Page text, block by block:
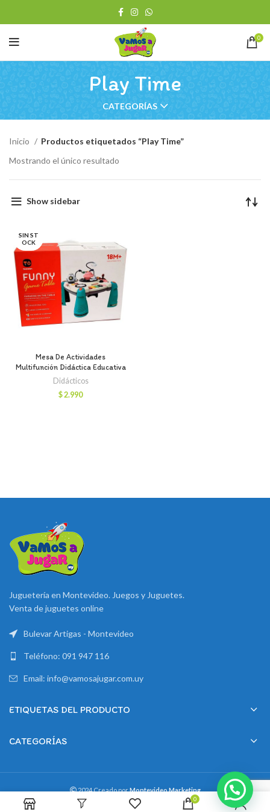
0
Play Time
CATEGORÍAS
Inicio
Productos etiquetados “Play Time”
Mostrando el único resultado
Show sidebar
SIN ST
OCK
Mesa De Actividades
Multifunción Didáctica Educativa
Didácticos
$2.990
Juguetería en Montevideo. Juegos y Juguetes.
Venta de juguetes online
Bulevar Artigas - Montevideo
Teléfono: 091 947 116
Email: info@vamosajugar.com.uy
ETIQUETAS DEL PRODUCTO
CATEGORÍAS
2024 Creado porMontevideo Marketing
0